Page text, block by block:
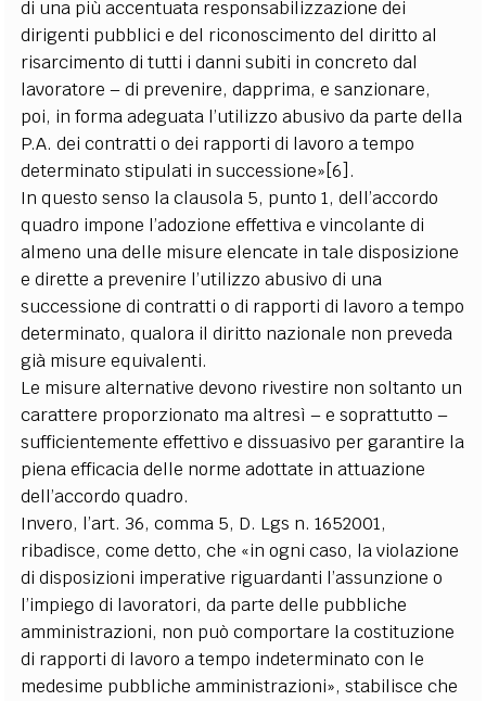
di una più accentuata responsabilizzazione dei
dirigenti pubblici e del riconoscimento del diritto al
risarcimento di tutti i danni subiti in concreto dal
lavoratore – di prevenire, dapprima, e sanzionare,
poi, in forma adeguata l’utilizzo abusivo da parte della
P.A. dei contratti o dei rapporti di lavoro a tempo
determinato stipulati in successione»[6].
In questo senso la clausola 5, punto 1, dell’accordo
quadro impone l’adozione effettiva e vincolante di
almeno una delle misure elencate in tale disposizione
e dirette a prevenire l’utilizzo abusivo di una
successione di contratti o di rapporti di lavoro a tempo
determinato, qualora il diritto nazionale non preveda
già misure equivalenti.
Le misure alternative devono rivestire non soltanto un
carattere proporzionato ma altresì – e soprattutto –
sufficientemente effettivo e dissuasivo per garantire la
piena efficacia delle norme adottate in attuazione
dell’accordo quadro.
Invero, l’art. 36, comma 5, D. Lgs n. 1652001,
ribadisce, come detto, che «in ogni caso, la violazione
di disposizioni imperative riguardanti l’assunzione o
l’impiego di lavoratori, da parte delle pubbliche
amministrazioni, non può comportare la costituzione
di rapporti di lavoro a tempo indeterminato con le
medesime pubbliche amministrazioni», stabilisce che